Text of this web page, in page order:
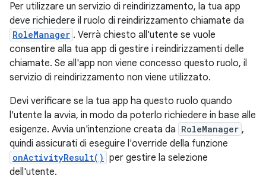
Per utilizzare un servizio di reindirizzamento, la tua app
deve richiedere il ruolo di reindirizzamento chiamate da
RoleManager . Verrà chiesto all'utente se vuole
consentire alla tua app di gestire i reindirizzamenti delle
chiamate. Se all'app non viene concesso questo ruolo, il
servizio di reindirizzamento non viene utilizzato.
Devi verificare se la tua app ha questo ruolo quando
l'utente la avvia, in modo da poterlo richiedere in base alle
esigenze. Avvia un'intenzione creata da RoleManager ,
quindi assicurati di eseguire l'override della funzione
onActivityResult() per gestire la selezione
dell'utente.